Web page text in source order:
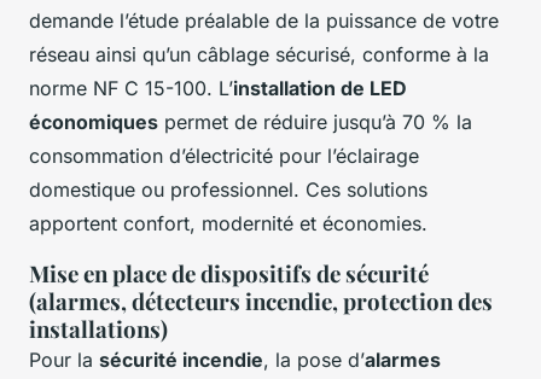
demande l’étude préalable de la puissance de votre
réseau ainsi qu’un câblage sécurisé, conforme à la
norme NF C 15-100. L’installation de LED
économiques permet de réduire jusqu’à 70 % la
consommation d’électricité pour l’éclairage
domestique ou professionnel. Ces solutions
apportent confort, modernité et économies.
Mise en place de dispositifs de sécurité
(alarmes, détecteurs incendie, protection des
installations)
Pour la sécurité incendie, la pose d’alarmes